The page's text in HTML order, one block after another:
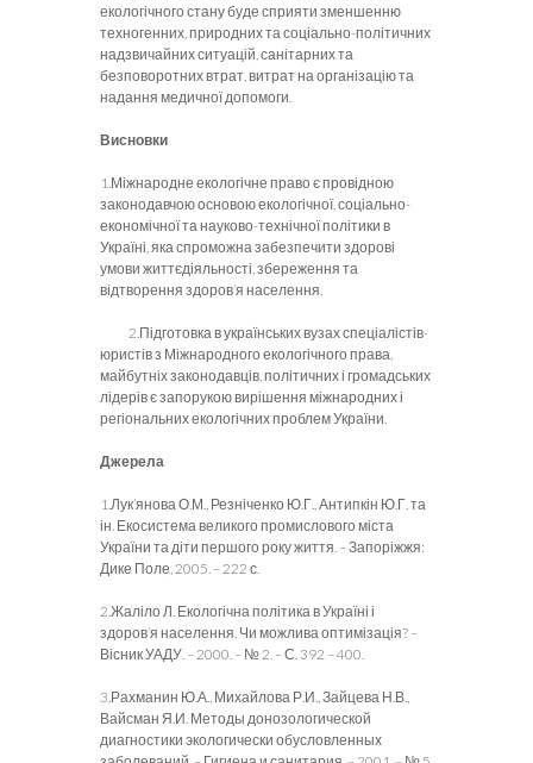
екологічного стану буде сприяти зменшенню
техногенних, природних та соціально-політичних
надзвичайних ситуацій, санітарних та
безповоротних втрат, витрат на організацію та
надання медичної допомоги.
Висновки
1.Міжнародне екологічне право є провідною
законодавчою основою екологічної, соціально-
економічної та науково-технічної політики в
Україні, яка спроможна забезпечити здорові
умови життєдіяльності, збереження та
відтворення здоров’я населення.
2.Підготовка в українських вузах спеціалістів-
юристів з Міжнародного екологічного права,
майбутніх законодавців, політичних і громадських
лідерів є запорукою вирішення міжнародних і
регіональних екологічних проблем України.
Джерела
1.Лук’янова О.М., Резніченко Ю.Г., Антипкін Ю.Г. та
ін. Екосистема великого промислового міста
України та діти першого року життя. – Запоріжжя:
Дике Поле, 2005. – 222 с.
2.Жаліло Л. Екологічна політика в Україні і
здоров’я населення. Чи можлива оптимізація? –
Вісник УАДУ. – 2000. – № 2. – С. 392 – 400.
3.Рахманин Ю.А., Михайлова Р.И., Зайцева Н.В.,
Вайсман Я.И. Методы донозологической
диагностики экологически обусловленных